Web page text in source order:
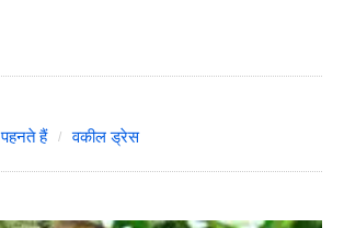
हैं वकील ड्रेस